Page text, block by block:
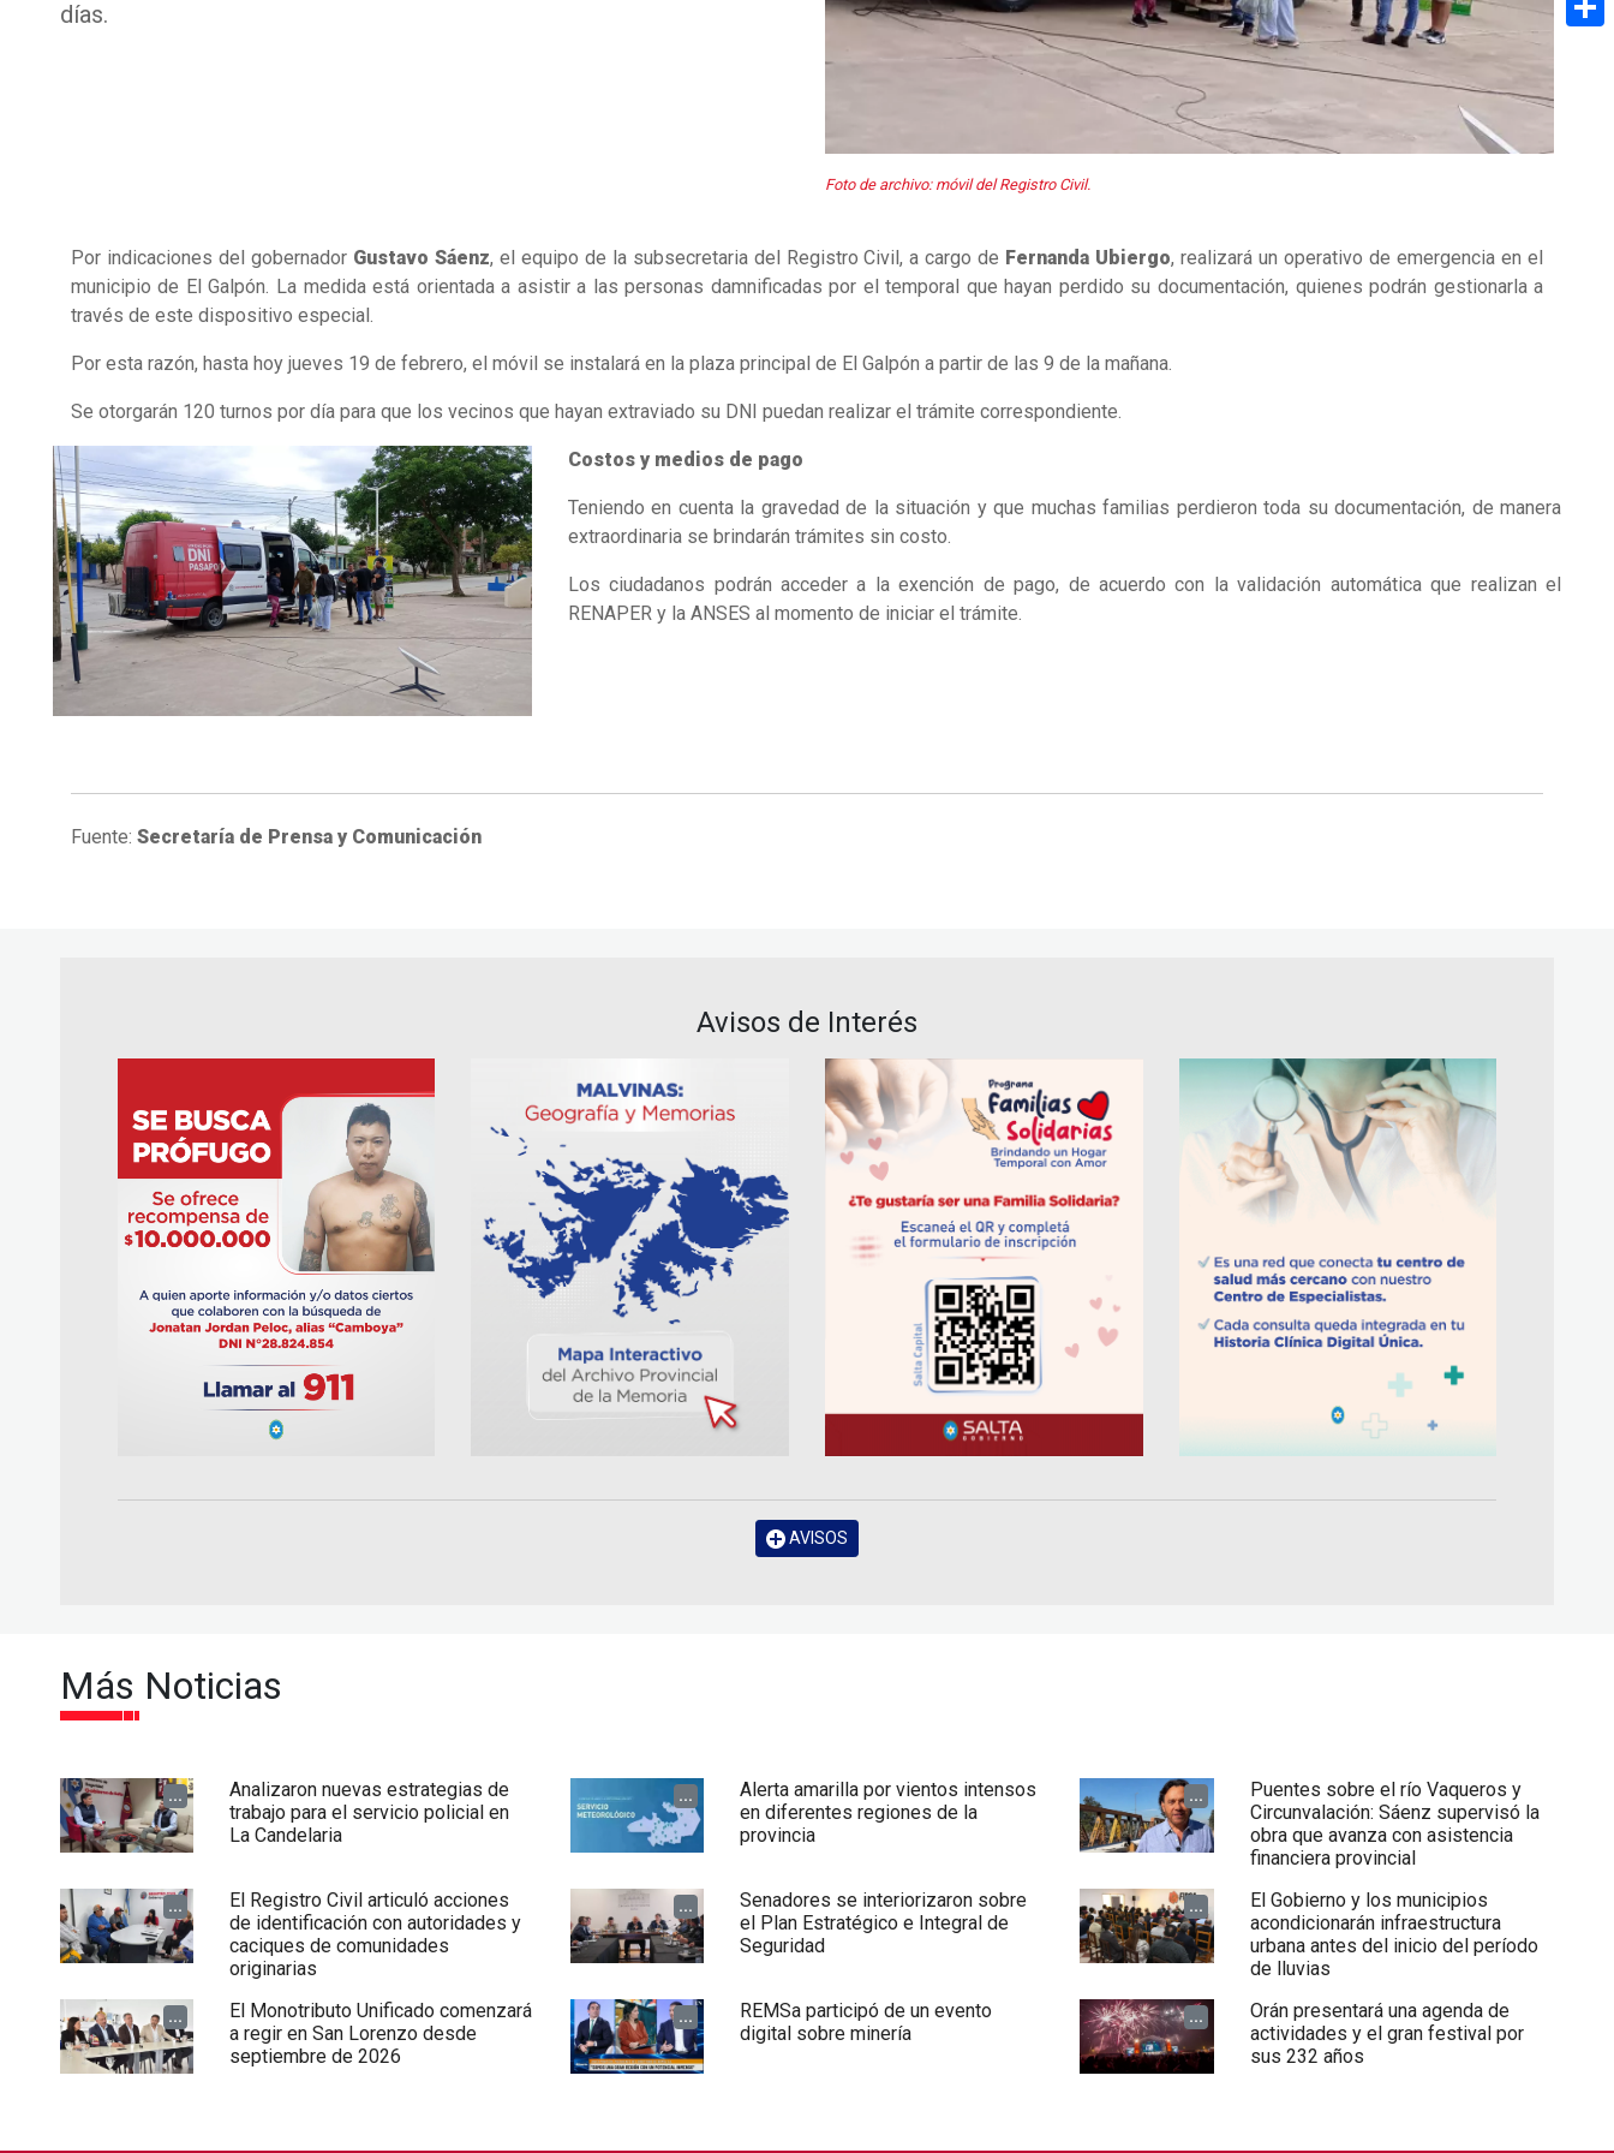
días.
Foto de archivo: móvil del Registro Civil.
Por indicaciones del gobernador Gustavo Sáenz, el equipo de la subsecretaria del Registro Civil, a cargo de Fernanda Ubiergo, realizará un operativo de emergencia en el
municipio de El Galpón. La medida está orientada a asistir a las personas damnificadas por el temporal que hayan perdido su documentación, quienes podrán gestionarla a
través de este dispositivo especial.
Por esta razón, hasta hoy jueves 19 de febrero, el móvil se instalará en la plaza principal de El Galpón a partir de las 9 de la mañana.
Se otorgarán 120 turnos por día para que los vecinos que hayan extraviado su DNI puedan realizar el trámite correspondiente.
Costos y medios de pago
Teniendo en cuenta la gravedad de la situación y que muchas familias perdieron toda su documentación, de manera
extraordinaria se brindarán trámites sin costo.
Los ciudadanos podrán acceder a la exención de pago, de acuerdo con la validación automática que realizan el
RENAPER y la ANSES al momento de iniciar el trámite.
Fuente: Secretaría de Prensa y Comunicación
Avisos de Interés
AVISOS
Más Noticias
...
Analizaron nuevas estrategias de
trabajo para el servicio policial en
La Candelaria
...
Alerta amarilla por vientos intensos
en diferentes regiones de la
provincia
...
Puentes sobre el río Vaqueros y
Circunvalación: Sáenz supervisó la
obra que avanza con asistencia
financiera provincial
...
El Registro Civil articuló acciones
de identificación con autoridades y
caciques de comunidades
originarias
...
Senadores se interiorizaron sobre
el Plan Estratégico e Integral de
Seguridad
...
El Gobierno y los municipios
acondicionarán infraestructura
urbana antes del inicio del período
de lluvias
...
El Monotributo Unificado comenzará
a regir en San Lorenzo desde
septiembre de 2026
...
REMSa participó de un evento
digital sobre minería
...
Orán presentará una agenda de
actividades y el gran festival por
sus 232 años